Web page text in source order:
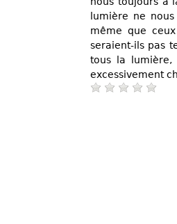
lumière ne
même que
seraient-ils pas
tous la lumière,
excessivement